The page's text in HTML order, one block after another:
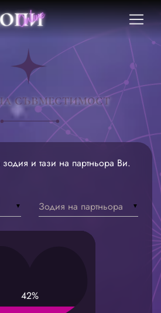
съвместимост
и тази на партньора Ви.
▼ ▼
Зодия на партньора
42%